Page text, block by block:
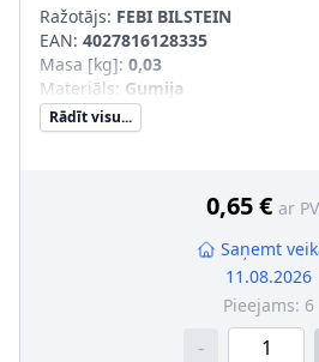
Ražotājs: FEBI BILSTEIN
EAN: 4027816128335
Masa [kg]: 0,03
Materiāls: Gumija
Rādīt visu...
0,65 € ar
Saņemt
11.08.2026
Pieejams: 6
-